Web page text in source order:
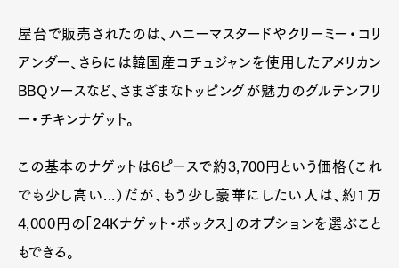
屋台で販売されたのは、ハニーマスタードやクリーミー・コリ
アンダー、さらには韓国産コチュジャンを使用したアメリカン
BBQソースなど、さまざまなトッピングが魅力のグルテンフリ
ー・チキンナゲット。
この基本のナゲットは6ピースで約3,700円という価格（これ
でも少し高い...）だが、もう少し豪華にしたい人は、約1万
4,000円の「24Kナゲット・ボックス」のオプションを選ぶこと
もできる。